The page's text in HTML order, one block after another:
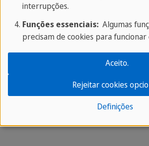
interrupções.
Funções essenciais:Algumas
precisam de cookies para
Definições
Rejeitar cookies
Aceito.